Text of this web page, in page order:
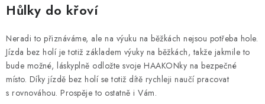
Hůlky do křoví
Neradi to přiznáváme, ale na výuku na běžkách nejsou potřeba hole.
Jízda bez holí je totiž základem výuky na běžkách, takže jakmile to
bude možné, láskyplně odložte svoje HAAKONky na bezpečné
místo. Díky jízdě bez holí se totiž dítě rychleji naučí pracovat
s rovnováhou. Prospěje to ostatně i Vám.